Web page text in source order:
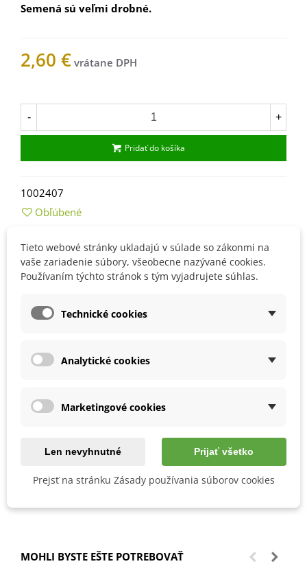
Semená sú veľmi drobné.
2,60 €
- +
Pridať do košíka
1002407
Obľúbené
Popis
Ako si vypestovať papyrus?
Výsev semien môžeme vykonávať
Substrát by mal byťvýživný a priepustný,
najlepšie je
Rastlina vyžaduje pravidelnú
najlepšie je keď
kvetináč stojí vo vonkajšom kvetináči vo vode.
teplotou nad10 °C.
MOHLI BYSTE EŠTE POTREBOVAŤ
Tieto webové stránky ukladajú v súlade so zákonmi na
vaše zariadenie súbory, všeobecne nazývané cookies.
Používaním týchto stránok s tým vyjadrujete súhlas.
Technické cookies
Analytické cookies
Marketingové cookies
Len nevyhnutné Prijať všetko
Prejsť na stránku Zásady používania súborov cookies